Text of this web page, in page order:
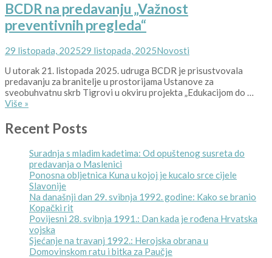
čimbenici
za
nastanak
bolesti“
BCDR na predavanju „Važnost
preventivnih pregleda“
Posted
29 listopada, 202529 listopada, 2025Kategorije
Novosti
U utorak 21. listopada 2025. udruga BCDR je prisustvovala
predavanju za branitelje u prostorijama Ustanove za
sveobuhvatnu skrb Tigrovi u okviru projekta „Edukacijom do …
Više BCDR
predavanju
„Važnost
pregleda“
»
Recent Posts
Suradnja s mladim kadetima: Od opuštenog susreta do
predavanja o Maslenici
Ponosna obljetnica Kuna u kojoj je kucalo srce cijele
Slavonije
Na današnji dan 29. svibnja 1992. godine: Kako se branio
Kopački rit
Povijesni 28. svibnja 1991.: Dan kada je rođena Hrvatska
vojska
Sjećanje na travanj 1992.: Herojska obrana u
Domovinskom ratu i bitka za Paučje